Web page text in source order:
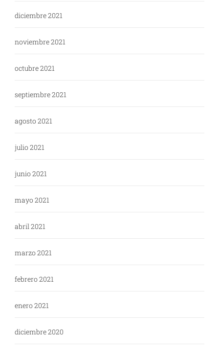
diciembre 2021
noviembre 2021
octubre 2021
septiembre 2021
agosto 2021
julio 2021
junio 2021
mayo 2021
abril 2021
marzo 2021
febrero 2021
enero 2021
diciembre 2020